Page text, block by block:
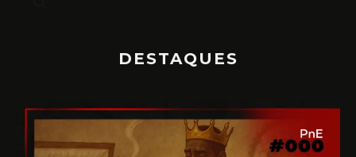
DESTAQUES